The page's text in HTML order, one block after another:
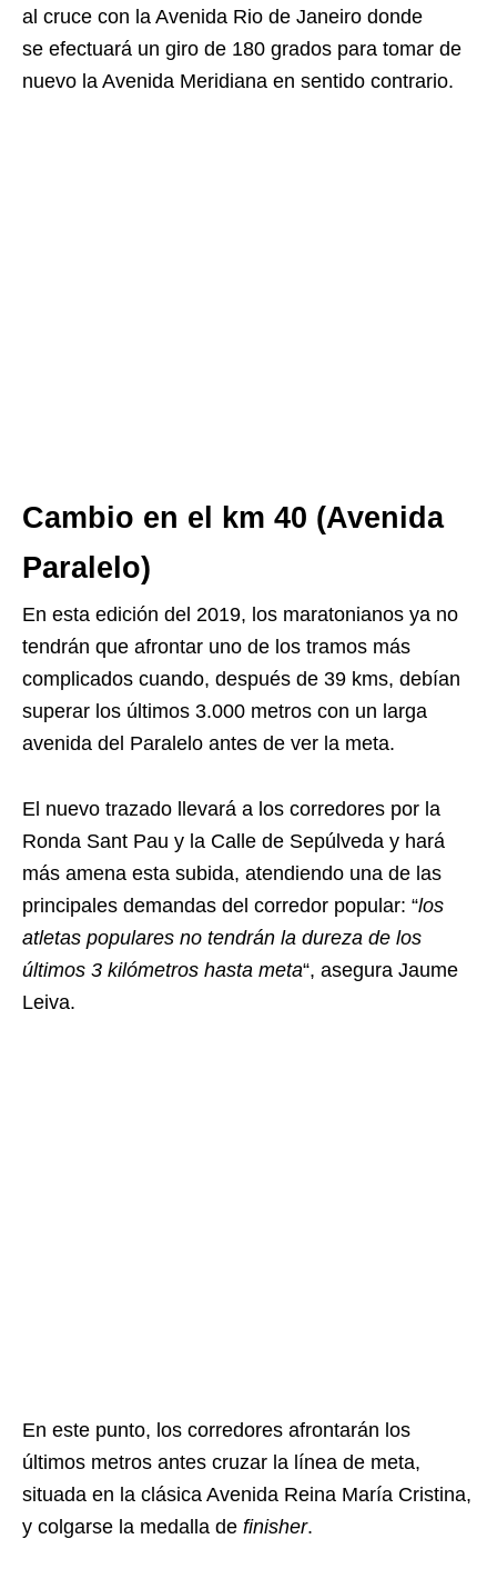
al cruce con la Avenida Rio de Janeiro donde
se efectuará un giro de 180 grados para tomar de
nuevo la Avenida Meridiana en sentido contrario.
Cambio en el km 40 (Avenida
Paralelo)
En esta edición del 2019, los maratonianos ya no
tendrán que afrontar uno de los tramos más
complicados cuando, después de 39 kms, debían
superar los últimos 3.000 metros con un larga
avenida del Paralelo antes de ver la meta.
El nuevo trazado llevará a los corredores por la
Ronda Sant Pau y la Calle de Sepúlveda y hará
más amena esta subida, atendiendo una de las
principales demandas del corredor popular: “los
atletas populares no tendrán la dureza de los
últimos 3 kilómetros hasta meta“, asegura Jaume
Leiva.
En este punto, los corredores afrontarán los
últimos metros antes cruzar la línea de meta,
situada en la clásica Avenida Reina María Cristina,
y colgarse la medalla de finisher.